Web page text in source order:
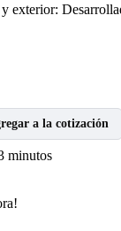
exterior:
a la cotización
minutos